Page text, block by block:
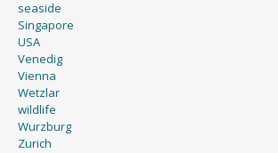
seaside
Singapore
USA
Venedig
Vienna
Wetzlar
wildlife
Wurzburg
Zurich